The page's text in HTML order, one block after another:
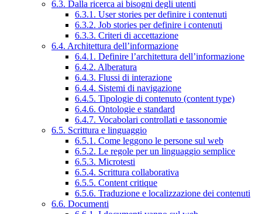
6.3. Dalla ricerca ai bisogni degli utenti
6.3.1. User stories per definire i contenuti
6.3.2. Job stories per definire i contenuti
6.3.3. Criteri di accettazione
6.4. Architettura dell’informazione
6.4.1. Definire l’architettura dell’informazione
6.4.2. Alberatura
6.4.3. Flussi di interazione
6.4.4. Sistemi di navigazione
6.4.5. Tipologie di contenuto (content type)
6.4.6. Ontologie e standard
6.4.7. Vocabolari controllati e tassonomie
6.5. Scrittura e linguaggio
6.5.1. Come leggono le persone sul web
6.5.2. Le regole per un linguaggio semplice
6.5.3. Microtesti
6.5.4. Scrittura collaborativa
6.5.5. Content critique
6.5.6. Traduzione e localizzazione dei contenuti
6.6. Documenti